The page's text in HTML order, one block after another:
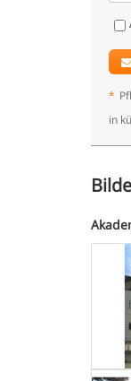
*
in